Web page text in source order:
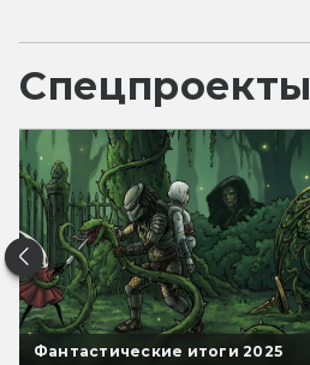
Спецпроекты
Фантастические итоги 2025